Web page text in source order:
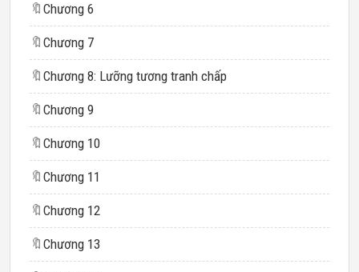
🔖 Chương 6
🔖 Chương 7
🔖 Chương 8: Lưỡng tương tranh chấp
🔖 Chương 9
🔖 Chương 10
🔖 Chương 11
🔖 Chương 12
🔖 Chương 13